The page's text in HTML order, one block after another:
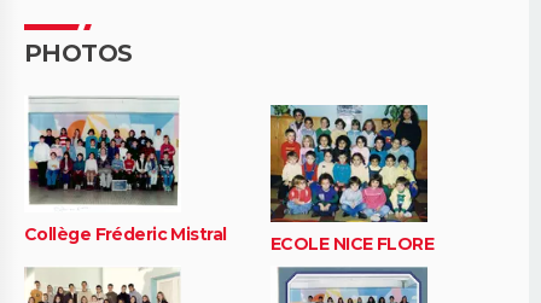
PHOTOS
Collège Fréderic Mistral ECOLE NICE FLORE